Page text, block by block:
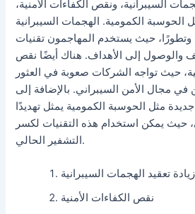
السيبرانية، ونقص الكفاءات الأمنية،
الحوسبة الكمومية. الهجمات السيبرانية
وتطورًا، حيث يستخدم المهاجمون تقنيات
والوصول إلى الأهداف. هناك أيضًا نقص
حيث تواجه الشركات صعوبة في العثور
مجال الأمن السيبراني. بالإضافة إلى
مثل الحوسبة الكمومية يمثل تهديدًا
حيث يمكن استخدام هذه التقنيات لكسر
التشفير الحالي.
زيادة تعقيد الهجمات السيبرانية
نقص الكفاءات الأمنية